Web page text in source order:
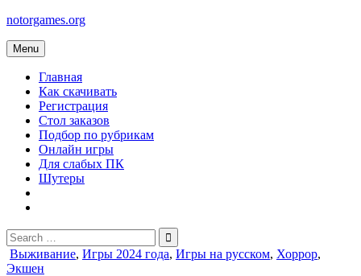
Skip
content
notorgames.org
Menu
Главная
Как скачивать
Регистрация
Стол заказов
Подбор по рубрикам
Онлайн игры
Для слабых ПК
Шутеры
Search
for:
Posted
in
Выживание, Игры 2024 года, Игры на русском, Хоррор,
Экшен